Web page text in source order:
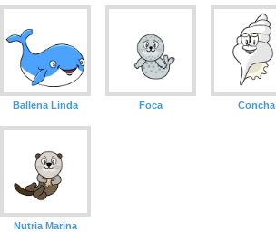
Ballena Linda Foca Concha
Nutria Marina